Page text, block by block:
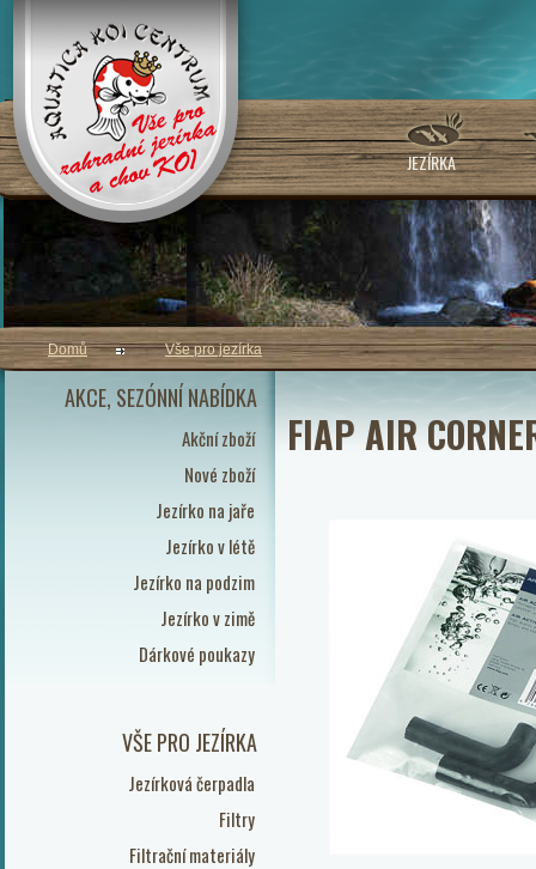
JEZÍRKA
AKCE, SEZÓNNÍ NABÍDKA
Akční zboží
Nové zboží
Jezírko na jaře
Jezírko v létě
Jezírko na podzim
Jezírko v zimě
Dárkové poukazy
VŠE PRO JEZÍRKA
Jezírková čerpadla
Filtry
Filtrační materiály
Domů Vše pro jezírka
FIAP AIR